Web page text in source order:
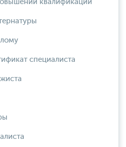
квалификации
специалиста